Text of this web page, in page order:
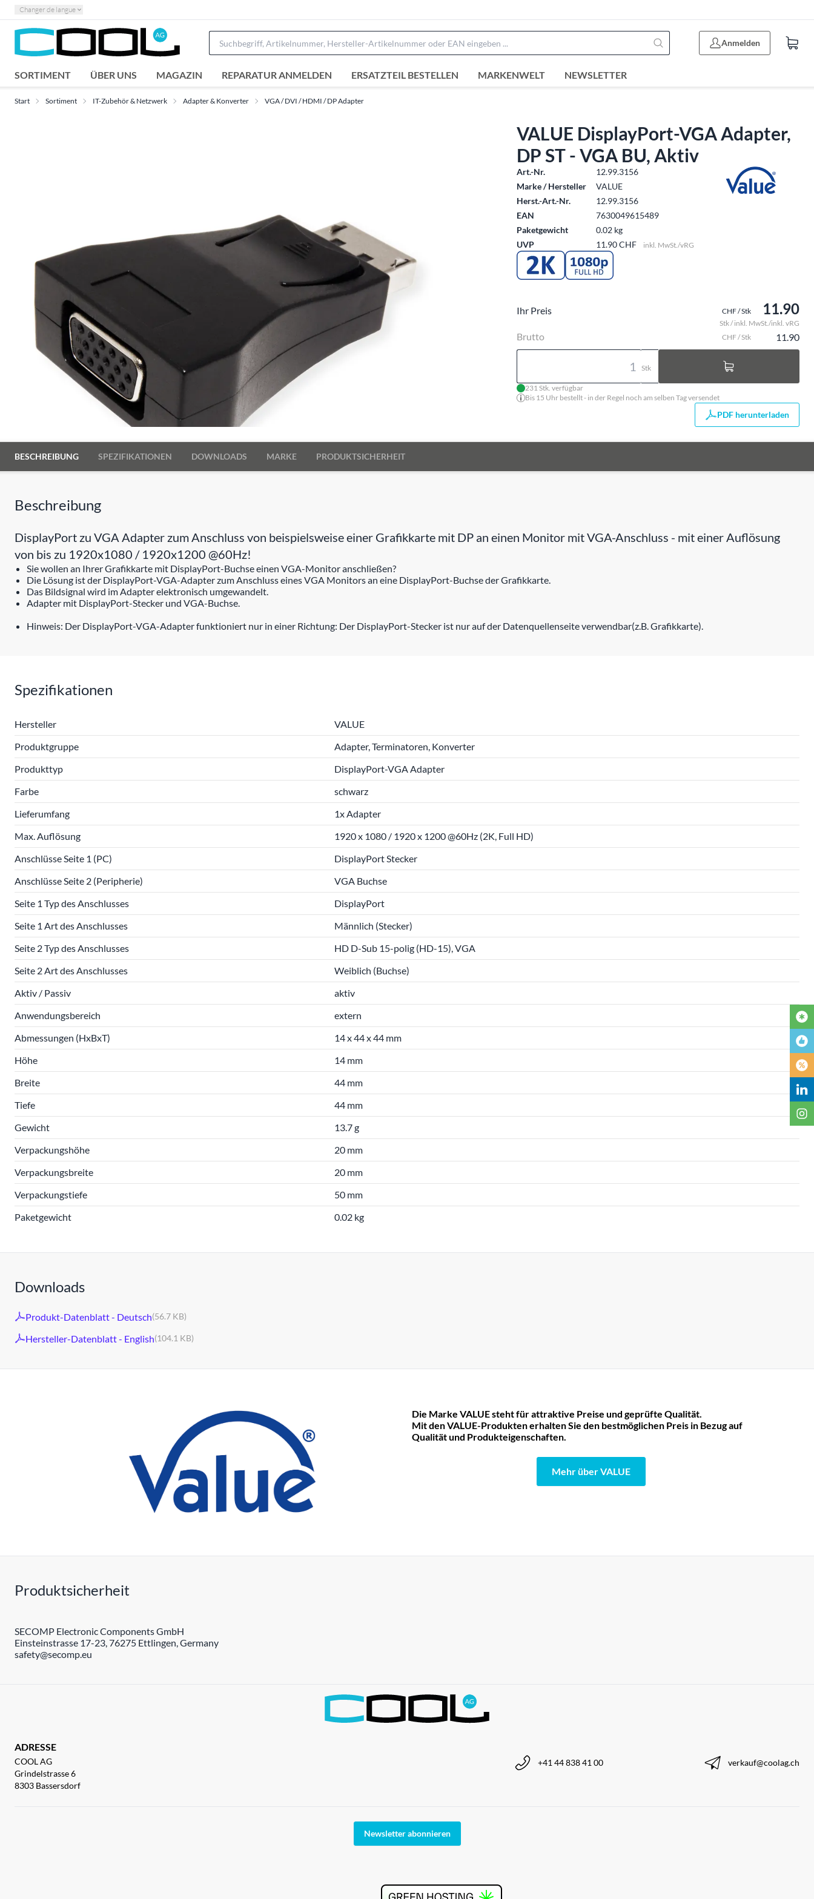
Changer de langue
Anmelden
SORTIMENT ÜBER UNS MAGAZIN REPARATUR ANMELDEN ERSATZTEIL BESTELLEN MARKENWELT NEWSLETTER
Start Sortiment IT-Zubehör & Netzwerk Adapter & Konverter VGA / DVI / HDMI / DP Adapter
VALUE DisplayPort-VGA Adapter,
DP ST - VGA BU, Aktiv
Art.-Nr.
12.99.3156
Marke / Hersteller
VALUE
Herst.-Art.-Nr.
12.99.3156
EAN
7630049615489
Paketgewicht
0.02 kg
UVP
11.90 CHF inkl. MwSt./vRG
Ihr Preis CHF / Stk 11.90
Stk / inkl. MwSt./inkl. vRG
Brutto CHF / Stk 11.90
Stk
231 Stk. verfügbar
Bis 15 Uhr bestellt - in der Regel noch am selben Tag versendet
PDF herunterladen
BESCHREIBUNG SPEZIFIKATIONEN DOWNLOADS MARKE PRODUKTSICHERHEIT
Beschreibung
DisplayPort zu VGA Adapter zum Anschluss von beispielsweise einer Grafikkarte mit DP an einen Monitor mit VGA-Anschluss - mit einer Auflösung
von bis zu 1920x1080 / 1920x1200 @60Hz!
Sie wollen an Ihrer Grafikkarte mit DisplayPort-Buchse einen VGA-Monitor anschließen?
Die Lösung ist der DisplayPort-VGA-Adapter zum Anschluss eines VGA Monitors an eine DisplayPort-Buchse der Grafikkarte.
Das Bildsignal wird im Adapter elektronisch umgewandelt.
Adapter mit DisplayPort-Stecker und VGA-Buchse.
Hinweis: Der DisplayPort-VGA-Adapter funktioniert nur in einer Richtung: Der DisplayPort-Stecker ist nur auf der Datenquellenseite verwendbar(z.B. Grafikkarte).
Spezifikationen
Hersteller
VALUE
Produktgruppe
Adapter, Terminatoren, Konverter
Produkttyp
DisplayPort-VGA Adapter
Farbe
schwarz
Lieferumfang
1x Adapter
Max. Auflösung
1920 x 1080 / 1920 x 1200 @60Hz (2K, Full HD)
Anschlüsse Seite 1 (PC)
DisplayPort Stecker
Anschlüsse Seite 2 (Peripherie)
VGA Buchse
Seite 1 Typ des Anschlusses
DisplayPort
Seite 1 Art des Anschlusses
Männlich (Stecker)
Seite 2 Typ des Anschlusses
HD D-Sub 15-polig (HD-15), VGA
Seite 2 Art des Anschlusses
Weiblich (Buchse)
Aktiv / Passiv
aktiv
Anwendungsbereich
extern
Abmessungen (HxBxT)
14 x 44 x 44 mm
Höhe
14 mm
Breite
44 mm
Tiefe
44 mm
Gewicht
13.7 g
Verpackungshöhe
20 mm
Verpackungsbreite
20 mm
Verpackungstiefe
50 mm
Paketgewicht
0.02 kg
Downloads
Produkt-Datenblatt - Deutsch(56.7 KB)
Hersteller-Datenblatt - English(104.1 KB)
Die Marke VALUE steht für attraktive Preise und geprüfte Qualität.
Mit den VALUE-Produkten erhalten Sie den bestmöglichen Preis in Bezug auf
Qualität und Produkteigenschaften.
Mehr über VALUE
Produktsicherheit
SECOMP Electronic Components GmbH
Einsteinstrasse 17-23, 76275 Ettlingen, Germany
safety@secomp.eu
ADRESSE
COOL AG
Grindelstrasse 6
8303 Bassersdorf
+41 44 838 41 00 verkauf@coolag.ch
Newsletter abonnieren